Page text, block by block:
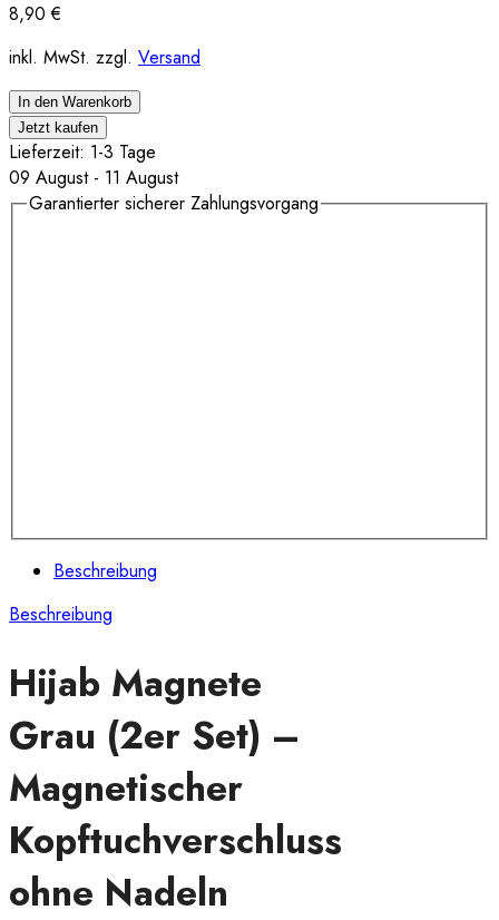
8,90€
inkl. MwSt. zzgl. Versand
In den Warenkorb
Jetzt kaufen
Lieferzeit: 1-3 Tage
09 August - 11 August
Garantierter sicherer Zahlungsvorgang
Beschreibung
Beschreibung
Hijab Magnete
Grau (2er Set) –
Magnetischer
Kopftuchverschluss
ohne Nadeln